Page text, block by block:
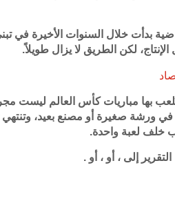
بدأت خلال السنوات الأخيرة في
لكن الطريق لا يزال طويلاً.
تُلعب بها مباريات كأس العالم ليست
في ورشة صغيرة أو مصنع بعيد،
خلف لعبة واحدة.
إلى ، أو ، أو .